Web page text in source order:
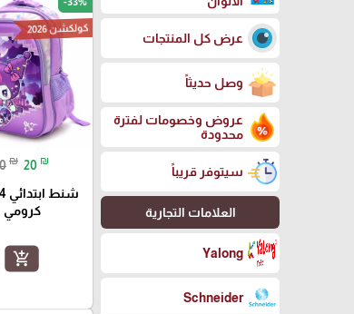
عرض كل المنتجات
وصل حديثاً
عروض وخصومات لفترة
محدودة
سيتوفر قريباً
العلامات التجارية
Yalong
Schneider
كولكشن 2026
₪ 20 ₪
كرومي
add_shopping_cart